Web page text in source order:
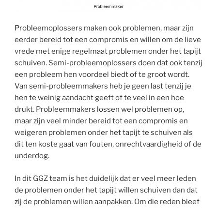
Probleemoplossers maken ook problemen, maar zijn
eerder bereid tot een compromis en willen om de lieve
vrede met enige regelmaat problemen onder het tapijt
schuiven. Semi-probleemoplossers doen dat ook tenzij
een probleem hen voordeel biedt of te groot wordt.
Van semi-probleemmakers heb je geen last tenzij je
hen te weinig aandacht geeft of te veel in een hoe
drukt. Probleemmakers lossen wel problemen op,
maar zijn veel minder bereid tot een compromis en
weigeren problemen onder het tapijt te schuiven als
dit ten koste gaat van fouten, onrechtvaardigheid of de
underdog.
In dit GGZ team is het duidelijk dat er veel meer leden
de problemen onder het tapijt willen schuiven dan dat
zij de problemen willen aanpakken. Om die reden bleef